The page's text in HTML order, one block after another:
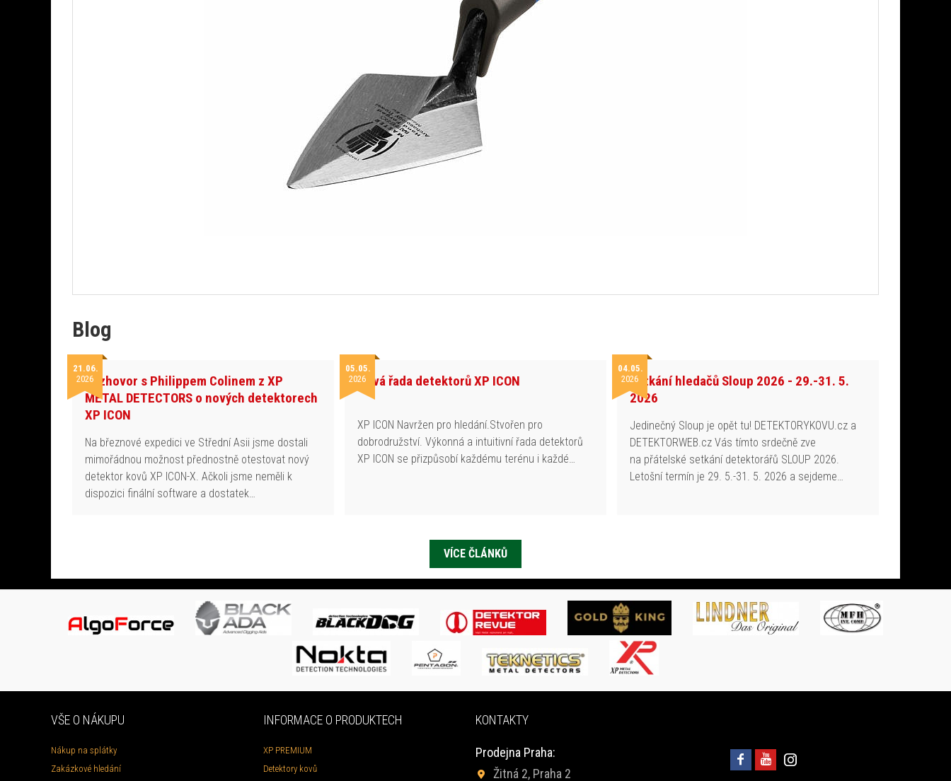
Blog
21.06.
2026Rozhovor s Philippem Colinem z XP
METAL DETECTORS o nových detektorech
XP ICON
Na březnové expedici ve Střední Asii jsme dostali
mimořádnou možnost přednostně otestovat nový
detektor kovů XP ICON-X. Ačkoli jsme neměli k
dispozici finální software a dostatek…
05.05.
2026Nová řada detektorů XP ICON
XP ICON Navržen pro hledání.Stvořen pro
dobrodružství. Výkonná a intuitivní řada detektorů
XP ICON se přizpůsobí každému terénu i každé…
04.05.
2026Setkání hledačů Sloup 2026 - 29.-31. 5.
2026
Jedinečný Sloup je opět tu! DETEKTORYKOVU.cz a
DETEKTORWEB.cz Vás tímto srdečně zve
na přátelské setkání detektorářů SLOUP 2026.
Letošní termín je 29. 5.-31. 5. 2026 a sejdeme…
VÍCE ČLÁNKŮ
KONTAKTY
Prodejna Praha:
Žitná 2, Praha 2
VŠE O NÁKUPU
Nákup na splátky
Zakázkové hledání
INFORMACE O PRODUKTECH
XP PREMIUM
Detektory kovů